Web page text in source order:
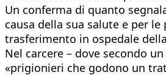
Un conferma di quanto
causa della sua salute e per
trasferimento in ospedale
Nel carcere – dove secondo
«prigionieri che godono un